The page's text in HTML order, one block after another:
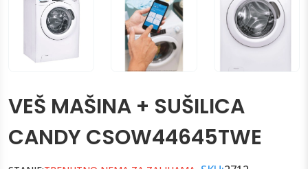
VEŠ MAŠINA + SUŠILICA
CANDY CSOW44645TWE